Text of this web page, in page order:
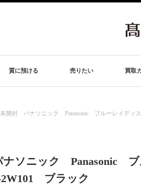
質に預ける 売りたい 買取
開封 パナソニック Panasonic ブルーレイディ
ソニック Panasonic ブ
ブラック